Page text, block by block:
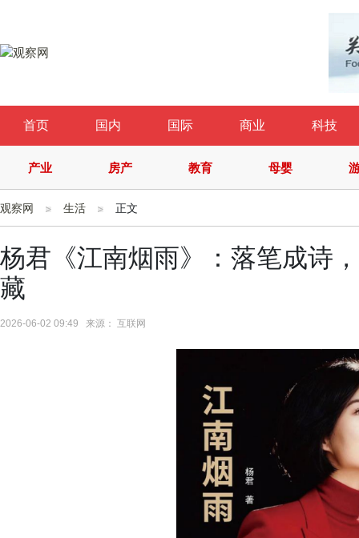
首页 国内 国际 商业 科技
产业 房产 教育 母婴
观察网 生活 正文
杨君《江南烟雨》：落笔成诗
藏
2026-06-02 09:49 来源： 互联网